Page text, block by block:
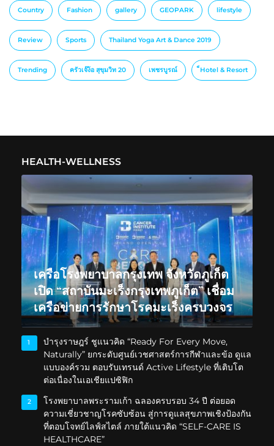
Country Fashion gallery GEOPARK lifestyle
Review Sports Thailand Yoga Art & Dance 2019
Trending ครัวเจ๊ง้อ สุขุมวิท 20 เพชรบูรณ์ ็Hotel & Resort
HEALTH-WELLNESS
เครือโรงพยาบาลกรุงเทพ จังหวัดภูเก็ต
เปิด “สถาบันมะเร็งกรุงเทพภูเก็ต” เชื่อม
เครือข่ายการรักษาโรคมะเร็งครบวงจร
1
บำรุงราษฎร์ ชูแนวคิด “Ready For Every Move,
Naturally” ยกระดับศูนย์เวชศาสตร์การกีฬาและข้อ ดูแล
แบบองค์รวม ตอบรับเทรนด์ Active Lifestyle ที่เติบโต
ต่อเนื่องในเอเชียแปซิฟิก
2
โรงพยาบาลพระรามเก้า ฉลองครบรอบ 34 ปี ต่อยอด
ความเชี่ยวชาญโรคซับซ้อน สู่การดูแลสุขภาพเชิงป้องกัน
ที่ตอบโจทย์ไลฟ์สไตล์ ภายใต้แนวคิด “SELF-CARE IS
HEALTHCARE”